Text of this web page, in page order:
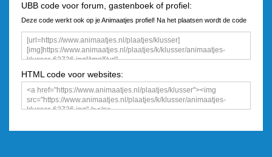
UBB code voor forum, gastenboek of profiel:
Deze code werkt ook op je Animaatjes profiel! Na het plaatsen wordt de code
een plaatje
HTML code voor websites: